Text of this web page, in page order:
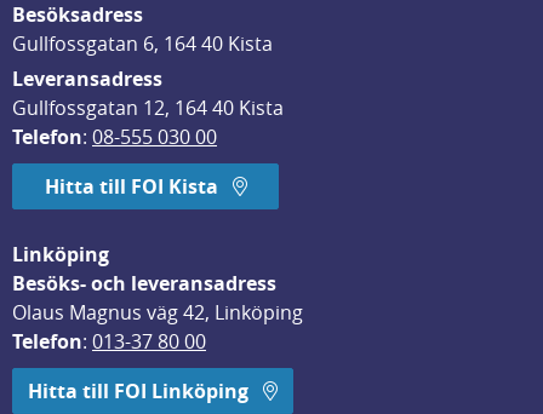
Besöksadress
Gullfossgatan 6, 164 40 Kista
Leveransadress
Gullfossgatan 12, 164 40 Kista
Telefon: 08-555 030 00
Hitta till FOI Kista
Linköping
Besöks- och leveransadress
Olaus Magnus väg 42, Linköping
Telefon: 013-37 80 00
Hitta till FOI Linköping